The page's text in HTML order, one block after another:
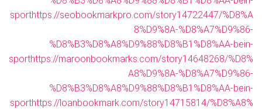
sporthttps://seobookmarkpro.com/story14722447/%D8%A
8%D9%8A-%D8%A7%D9%86-
%D8%B3%D8%A8%D9%88%D8%B1%D8%AA-bein-
sporthttps://maroonbookmarks.com/story14648268/%D8%
A8%D9%8A-%D8%A7%D9%86-
%D8%B3%D8%A8%D9%88%D8%B1%D8%AA-bein-
sporthttps://loanbookmark.com/story14715814/%D8%A8%